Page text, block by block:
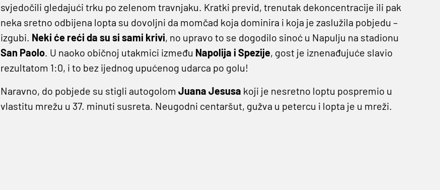
svjedočili gledajući trku po zelenom travnjaku. Kratki previd, trenutak dekoncentracije ili pak
neka sretno odbijena lopta su dovoljni da momčad koja dominira i koja je zaslužila pobjedu –
izgubi. Neki će reći da su si sami krivi, no upravo to se dogodilo sinoć u Napulju na stadionu
San Paolo. U naoko običnoj utakmici između Napolija i Spezije, gost je iznenađujuće slavio
rezultatom 1:0, i to bez ijednog upućenog udarca po golu!
Naravno, do pobjede su stigli autogolom Juana Jesusa koji je nesretno loptu pospremio u
vlastitu mrežu u 37. minuti susreta. Neugodni centaršut, gužva u petercu i lopta je u mreži.